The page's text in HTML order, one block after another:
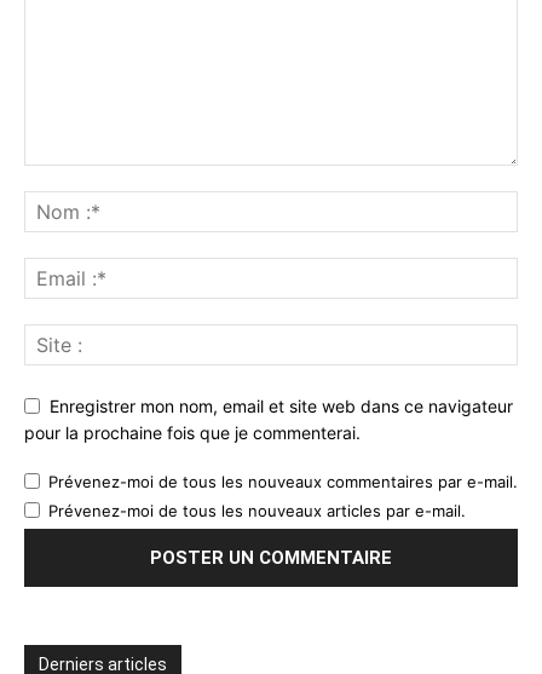
Enregistrer mon nom, email et site web dans ce navigateur
pour la prochaine fois que je commenterai.
Prévenez-moi de tous les nouveaux commentaires par e-mail.
Prévenez-moi de tous les nouveaux articles par e-mail.
Derniers articles